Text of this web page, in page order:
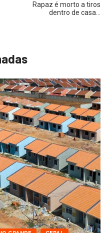
Rapaz é morto a tiros
dentro de casa…